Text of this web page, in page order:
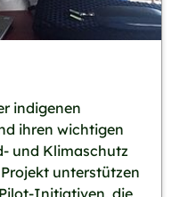
indigenen
ihren wichtigen
und Klimaschutz
unterstützen
Initiativen, die